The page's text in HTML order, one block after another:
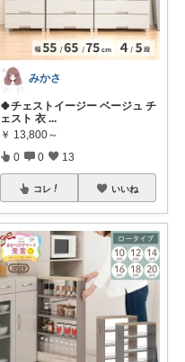
みかさ
🍀チェストイージー ベージュ チ
ェスト 衣 ...
￥ 13,800～
0 0 13
コレ いいね